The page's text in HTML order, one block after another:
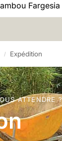
Fargesia
/ Expédition
ATTENDRE ?